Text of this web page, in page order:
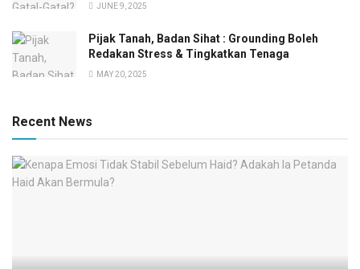
JUNE 9, 2025
Pijak Tanah, Badan Sihat : Grounding Boleh
Redakan Stress & Tingkatkan Tenaga
MAY 20, 2025
Recent News